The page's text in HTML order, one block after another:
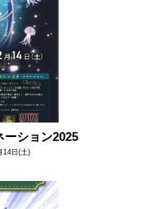
ション2025
14日(土)